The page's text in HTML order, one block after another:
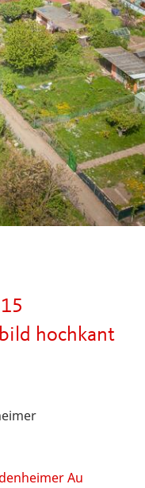
hochkant
Au